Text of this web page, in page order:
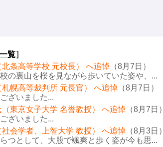
一覧］
条高等学校 元校長） へ追悼 （8月7日）
校の裏山を桜を見ながら歩いていた姿や、...
幌高等裁判所 元長官） へ追悼 （8月7日）
ざいました...
東京女子大学 名誉教授） へ追悼 （8月7日）
ざいました...
会学者、上智大学 教授） へ追悼 （8月3日）
らつとして、大股で颯爽と歩く姿が今も思...